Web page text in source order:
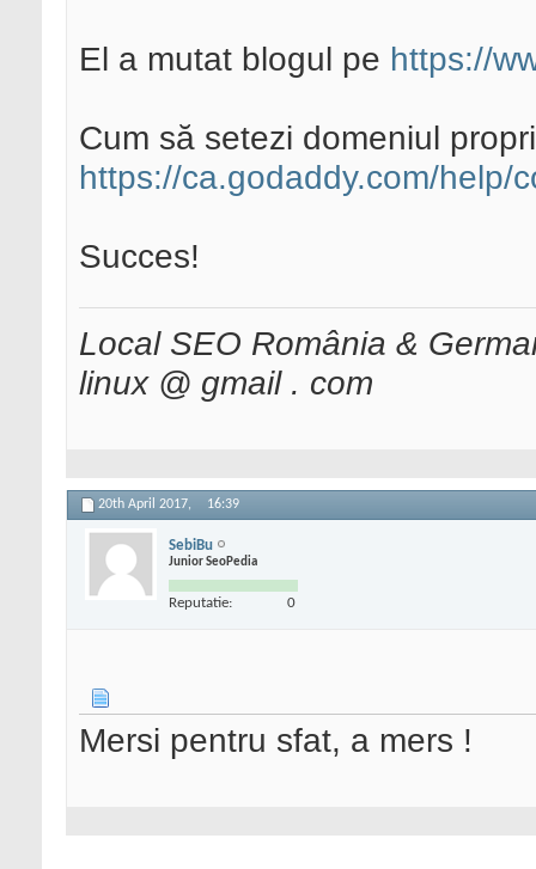
El a mutat blogul pe https://
Cum să setezi domeniul
https://ca.godaddy.com/help/
Succes!
Local SEO România &
linux @ gmail . com
20th April 2017, 16:39
SebiBu
Junior SeoPedia
Reputatie: 0
Mersi pentru sfat, a mers !